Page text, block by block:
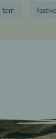
tarn